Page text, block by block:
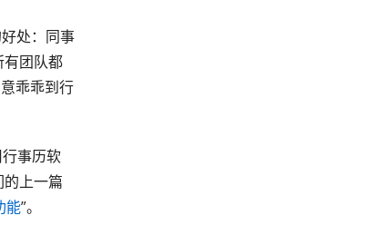
处：同事
有团队都
乖乖到行
事历软
上一篇
能”。